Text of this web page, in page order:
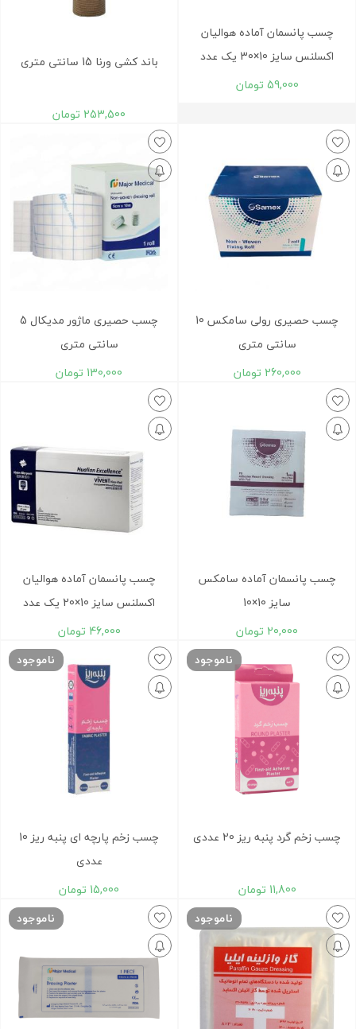
چسب پانسمان آماده هوالیان
اکسلنس سایز 10×30 یک عدد
59,000 تومان
باند کشی ورنا 15 سانتی متری
253,500 تومان
چسب حصیری رولی سامکس 10
سانتی متری
260,000 تومان
چسب حصيری ماژور مديکال 5
سانتی متری
130,000 تومان
چسب پانسمان آماده سامکس‌
سایز 10×10
20,000 تومان
چسب پانسمان آماده هوالیان
اکسلنس سایز 10×20 یک عدد
46,000 تومان
ناموجود
چسب زخم گرد پنبه ریز 20 عددی
11,800 تومان
ناموجود
چسب زخم پارچه ای پنبه ریز 10
عددی
15,000 تومان
ناموجود ناموجود